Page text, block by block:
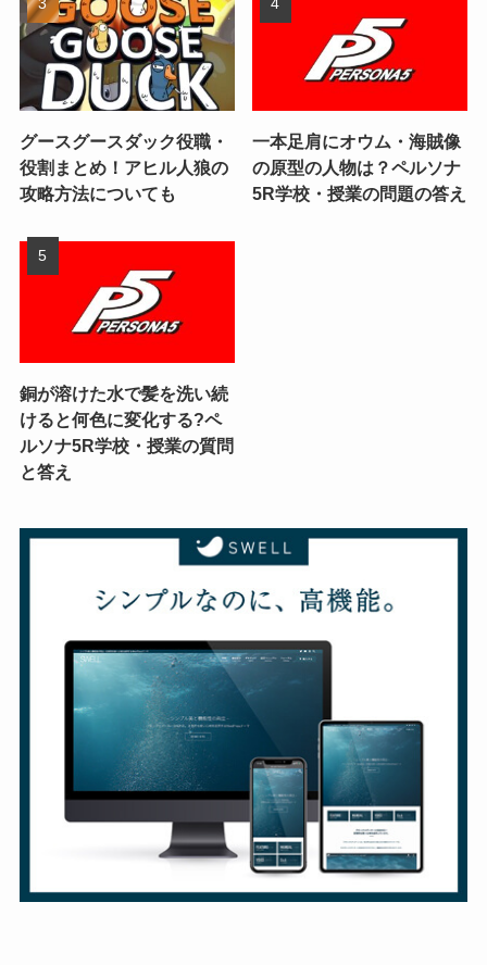
グースグースダック役職・
役割まとめ！アヒル人狼の
攻略方法についても
一本足肩にオウム・海賊像
の原型の人物は？ペルソナ
5R学校・授業の問題の答え
銅が溶けた水で髪を洗い続
けると何色に変化する?ペ
ルソナ5R学校・授業の質問
と答え